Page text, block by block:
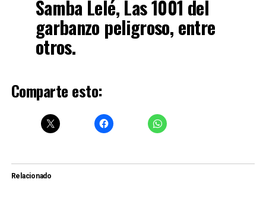
Samba Lelé, Las 1001 del
garbanzo peligroso, entre
otros.
Comparte esto:
Relacionado